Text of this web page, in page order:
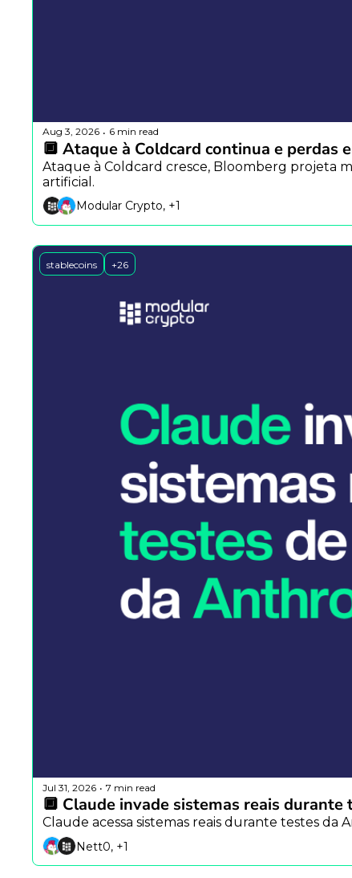
Aug 3, 2026 • 6 min read
🔲 Ataque à Coldcard continua e perdas
Ataque à Coldcard cresce, Bloomberg projeta
artificial.
Modular Crypto, +1
stablecoins +26
Jul 31, 2026 • 7 min read
🔲 Claude invade sistemas reais
Claude acessa sistemas reais durante testes
Nett0, +1